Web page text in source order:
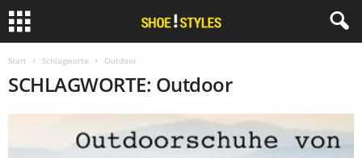
Start Schlagworte Outdoor
SCHLAGWORTE: Outdoor